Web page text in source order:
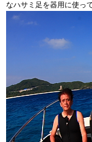
なハサミ足を器用に使っ